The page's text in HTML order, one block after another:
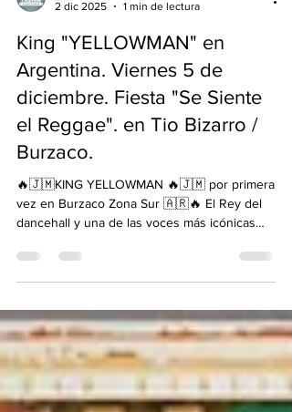
SELECTOR CONCIENCIA
King "YELLOWMAN" en
Argentina. Viernes 5 de
diciembre. Fiesta "Se Siente
el Reggae". en Tio Bizarro /
Burzaco.
🔥🇯🇲KING YELLOWMAN 🔥🇯🇲 por primera
vez en Burzaco Zona Sur 🇦🇷🔥 El Rey del
del reggae @king.yellowman 👑 llega desde
Jamaica a Zona Sur @tiobizarrobar 🟢🟡🔴
@ selectorconciencia 🎛️🎧 📍 Tío Bizarro –
Pellegrini 800 Burzaco 📅 Este Viernes 5 de
Diciembre 🕖 Puertas: 20:00 hs 🎟️ Entradas
en @passline_argentina CAPACIDAD
LIMITADA Una noche histórica que ningún